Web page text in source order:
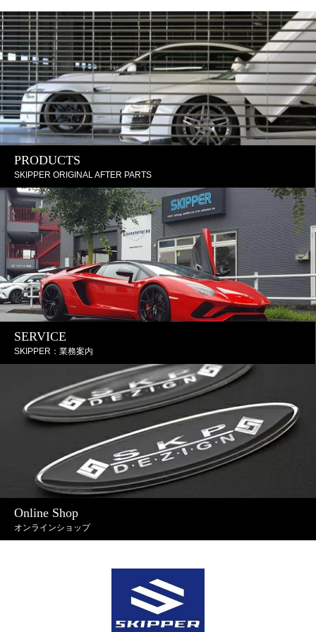
PRODUCTS
SKIPPER ORIGINAL AFTER PARTS
SERVICE
SKIPPER：業務案内
Online Shop
オンラインショップ